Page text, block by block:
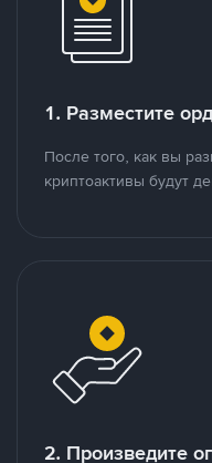
1. Разместите
После того, как вы
криптоактивы будут
2. Произведите